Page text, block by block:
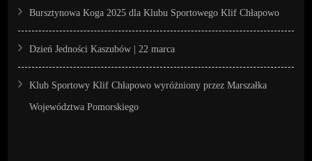
Bursztynowa Koga 2025 dla Klubu Sportowego Klif Chłapowo
Dzień Jedności Kaszubów | 22 marca
Klub Sportowy Klif Chłapowo wyróżniony przez Marszałka
Województwa Pomorskiego